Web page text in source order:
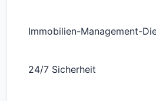
Immobilien-Management-
24/7 Sicherheit